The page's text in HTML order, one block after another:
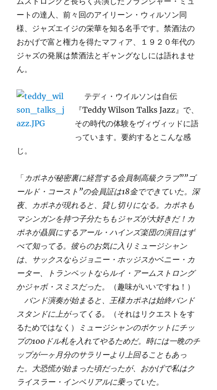
ートの達人、前々回のアイリーン・ウィルソン同
様、ジャズエイジの栄華を知る名手です。禁酒法の
おかげで富と権力を得たマフィア、１９２０年代の
ジャズの発展は禁酒法とギャングなしには語れませ
ん。
テディ・ウイルソンは自伝
『Teddy Wilson Talks Jazz』で、
その時代の体験をヴィヴィッドに語
っています。要約するとこんな感
じ。
「 カポネが秘密裏に経営する会員制高級クラブ””ゴ
ールド・コースト”の会員証は18金でできていた。深
夜、カポネが現れると、貸し切りになる。カポネも
マシンガンを持つ子分たちもジャズが大好きだ！カ
ポネが贔屓にするアール・ハインズ楽団の演目はず
べて知ってる。彼らのお気に入りミュージシャン
は、サックスならジョニー・ホッジスかベニー・カ
ーター、トランペットならルイ・アームストロング
かジャボ・スミスだった。
（趣味がいいですね！）
バンド演奏が始まると、王様カポネは始終バンド
スタンドに上がってくる。
（それはリクエストをす
るためではなく）
ミュージシャンのポケットにチッ
プの100ドル札を入れてやるためだ。時には一晩のチ
ップが一ヶ月分のサラリーより上回ることもあっ
た。大恐慌が始まった頃だったが、おかげで私はク
ライスラー・インペリアルに乗っていた。